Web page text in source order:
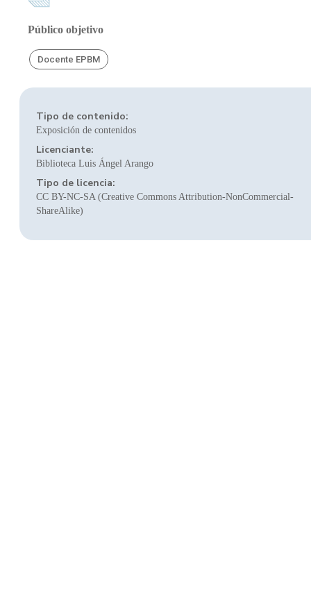
Público objetivo
Docente EPBM
Tipo de contenido:
Exposición de contenidos
Licenciante:
Biblioteca Luis Ángel Arango
Tipo de licencia:
CC BY-NC-SA (Creative Commons Attribution-NonCommercial-
ShareAlike)